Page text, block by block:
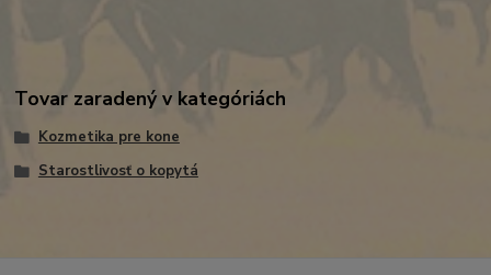
Tovar zaradený v kategóriách
Kozmetika pre kone
Starostlivosť o kopytá